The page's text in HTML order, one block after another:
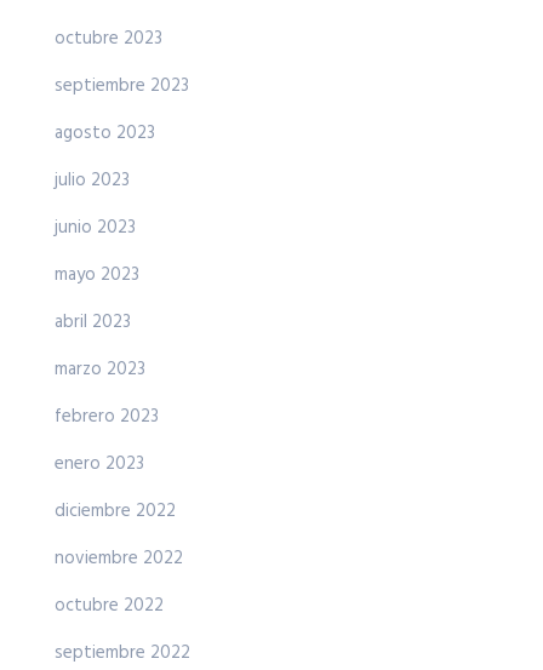
octubre 2023
septiembre 2023
agosto 2023
julio 2023
junio 2023
mayo 2023
abril 2023
marzo 2023
febrero 2023
enero 2023
diciembre 2022
noviembre 2022
octubre 2022
septiembre 2022